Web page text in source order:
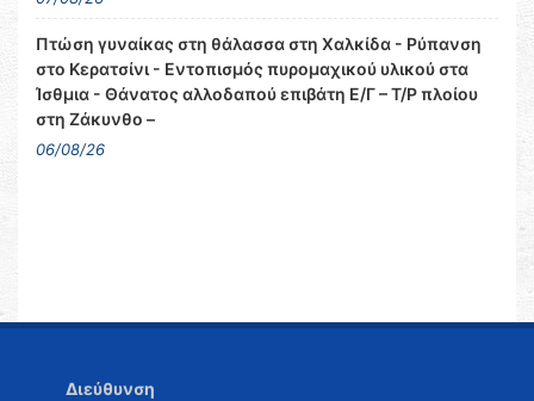
Πτώση γυναίκας στη θάλασσα στη Χαλκίδα - Ρύπανση
στο Κερατσίνι - Εντοπισμός πυρομαχικού υλικού στα
Ίσθμια - Θάνατος αλλοδαπού επιβάτη Ε/Γ – Τ/Ρ πλοίου
στη Ζάκυνθο –
06/08/26
Διεύθυνση